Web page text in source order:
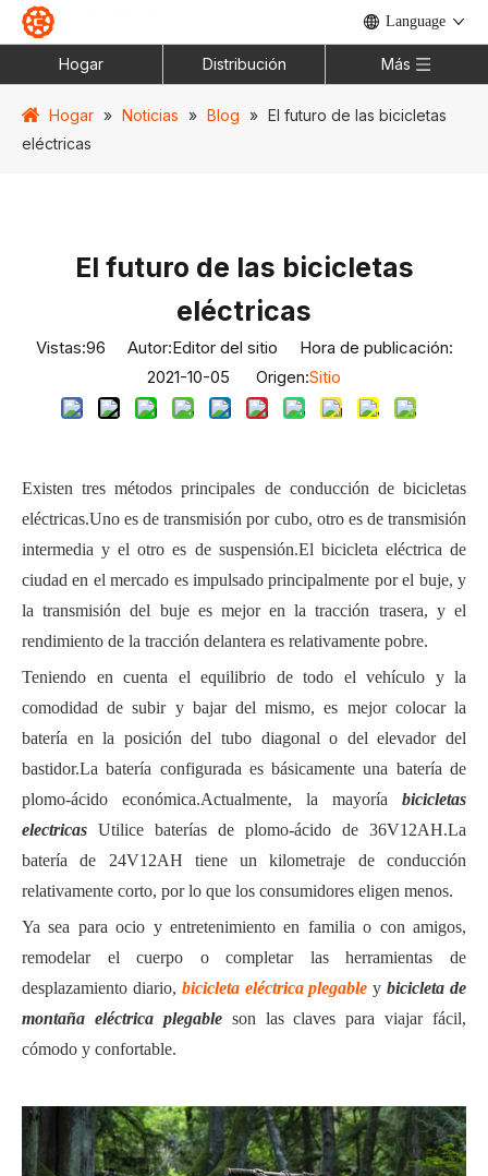
Language
Hogar Distribución Más
Hogar » Noticias » Blog » El futuro de las bicicletas
eléctricas
El futuro de las bicicletas
eléctricas
Vistas:96 Autor:Editor del sitio Hora de publicación:
2021-10-05 Origen:Sitio
Existen tres métodos principales de conducción de bicicletas
eléctricas.Uno es de transmisión por cubo, otro es de transmisión
intermedia y el otro es de suspensión.El bicicleta eléctrica de
ciudaden el mercado es impulsado principalmente por el buje, y
la transmisión del buje es mejor en la tracción trasera, y el
rendimiento de la tracción delantera es relativamente pobre.
Teniendo en cuenta el equilibrio de todo el vehículo y la
comodidad de subir y bajar del mismo, es mejor colocar la
batería en la posición del tubo diagonal o del elevador del
bastidor.La batería configurada es básicamente una batería de
plomo-ácido económica.Actualmente, la mayoría bicicletas
electricas Utilice baterías de plomo-ácido de 36V12AH.La
batería de 24V12AH tiene un kilometraje de conducción
relativamente corto, por lo que los consumidores eligen menos.
Ya sea para ocio y entretenimiento en familia o con amigos,
remodelar el cuerpo o completar las herramientas de
desplazamiento diario, bicicleta eléctrica plegable ybicicleta de
montaña eléctrica plegableson las claves para viajar fácil,
cómodo y confortable.